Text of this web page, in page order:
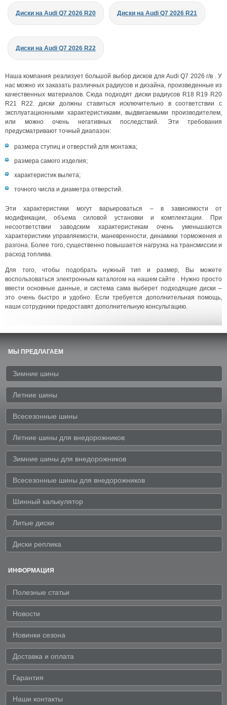
Диски на Audi Q7 2026 R20 Диски на Audi Q7 2026 R21
Диски на Audi Q7 2026 R22
Наша компания реализует большой выбор дисков для Audi Q7 2026 г/в . У
нас можно их заказать различных радиусов и дизайна, произведенные из
качественных материалов. Сюда подходят диски радиусов R18 R19 R20
R21 R22. диски должны ставиться исключительно в соответствии с
эксплуатационными характеристиками, выдвигаемыми производителем,
или можно очень негативных последствий. Эти требования
предусматривают точный диапазон:
размера ступиц и отверстий для монтажа;
размера самого изделия;
характеристик вылета;
точного числа и диаметра отверстий.
Эти характеристики могут варьироваться – в зависимости от
модификации, объема силовой установки и комплектации. При
несоответствии заводским характеристикам очень уменьшаются
характеристики управляемости, маневренности, динамики торможения и
разгона. Более того, существенно повышается нагрузка на трансмиссии и
расход топлива.
Для того, чтобы подобрать нужный тип и размер, Вы можете
воспользоваться электронным каталогом на нашем сайте . Нужно просто
ввести основные данные, и система сама выберет подходящие диски –
это очень быстро и удобно. Если требуется дополнительная помощь,
наши сотрудники предоставят дополнительную консультацию.
МЫ ПРЕДЛАГАЕМ
Зимние шины
Летние шины
Всесезонные шины
Летние шины для внедорожников
Зимние шины для внедорожников
Всесезонные шины для внедорожников
Шинный калькулятор
Литые диски
Диски реплика
ИНФОРМАЦИЯ
Полезные статьи
Новости
Новинки сезона
Доставка и оплата
Гарантия
Наши контакты